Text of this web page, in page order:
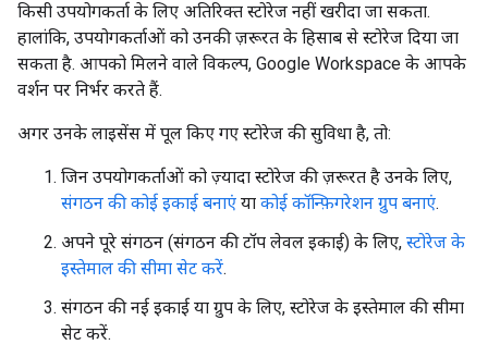
किसी उपयोगकर्ता के लिए अतिरिक्त स्टोरेज नहीं खरीदा जा सकता.
हालांकि, उपयोगकर्ताओं को उनकी ज़रूरत के हिसाब से स्टोरेज दिया जा
सकता है. आपको मिलने वाले विकल्प, Google Workspace के आपके
वर्शन पर निर्भर करते हैं.
अगर उनके लाइसेंस में पूल किए गए स्टोरेज की सुविधा है, तो:
जिन उपयोगकर्ताओं को ज़्यादा स्टोरेज की ज़रूरत है उनके लिए,
संगठन की कोई इकाई बनाएं या कोई कॉन्फ़िगरेशन ग्रुप बनाएं.
अपने पूरे संगठन (संगठन की टॉप लेवल इकाई) के लिए, स्टोरेज के
इस्तेमाल की सीमा सेट करें.
संगठन की नई इकाई या ग्रुप के लिए, स्टोरेज के इस्तेमाल की सीमा
सेट करें.